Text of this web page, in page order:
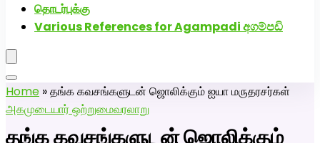
தொடர்புக்கு
Various References for Agampadi අගම්පඩි
Home »தங்க கவசங்களுடன் ஜொலிக்கும் ஐயா மருதரசர்கள்
அகமுடையார் ஒற்றுமைவரலாறு
தங்க கவசங்களுடன் ஜொலிக்கும்